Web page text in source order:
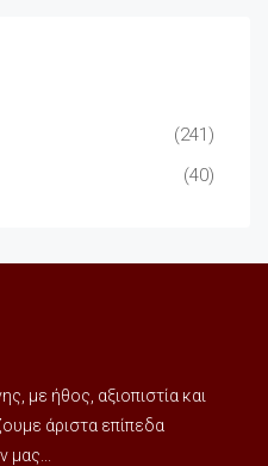
(241)
(40)
με ήθος, αξιοπιστία και
άριστα επίπεδα